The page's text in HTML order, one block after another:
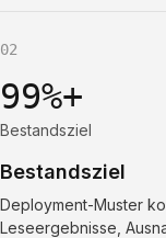
02
99%+
Bestandsziel
Bestandsziel
Deployment-Muster
Leseergebnisse,